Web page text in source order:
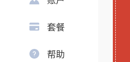
套餐
帮助